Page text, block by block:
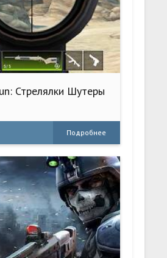
Стрелялки Шутеры
Подробнее